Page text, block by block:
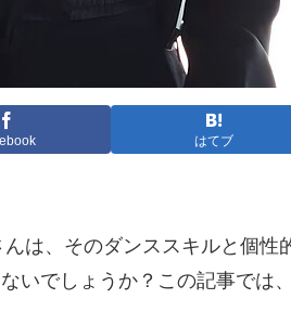
はてブ
は、そのダンススキルと個
いでしょうか？この記事で